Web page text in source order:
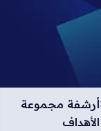
أرشفة مجموعة
الأهداف